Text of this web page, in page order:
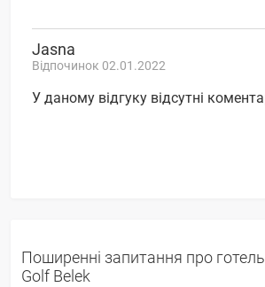
Jasna
Відпочинок 02.01.2022
У даному відгуку відсутні
Поширенні запитання про
Golf Belek